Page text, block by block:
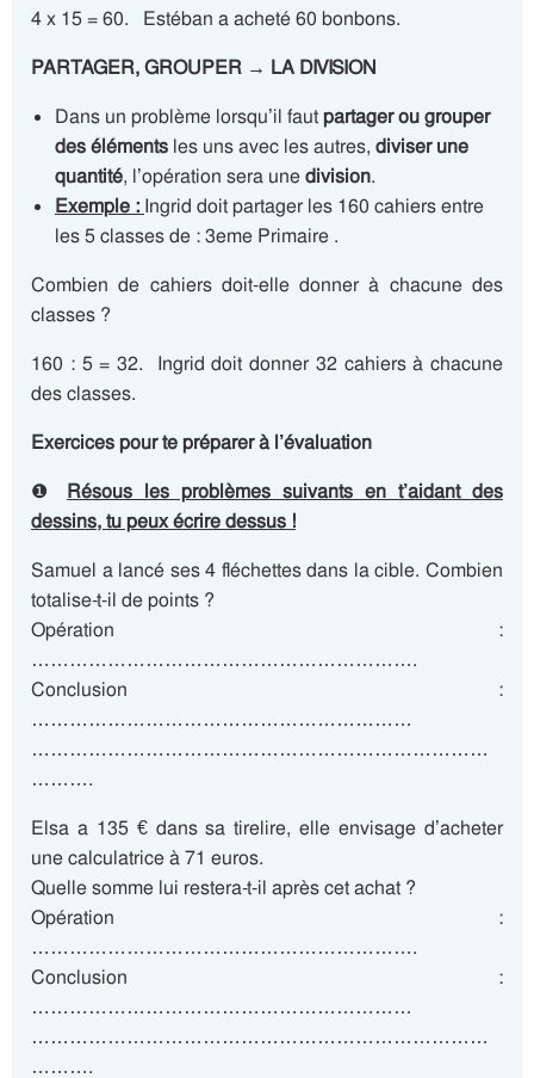
4 x 15 = 60. Estéban a acheté 60 bonbons.
PARTAGER, GROUPER → LA DIVISION
Dans un problème lorsqu’il fautpartager ou grouper
des éléments les uns avec les autres, diviser une
quantité, l’opération sera unedivision.
Exemple : Ingrid doit partager les 160 cahiers entre
les 5 classes de : 3eme Primaire .
Combien de cahiers doit-elle donner à chacune des
classes ?
160 : 5 = 32. Ingrid doit donner 32 cahiers à chacune
des classes.
Exercices pour te préparer à l’évaluation
❶ Résous les problèmes suivants en t’aidant des
dessins, tu peux écrire dessus !
Samuel a lancé ses 4 fléchettes dans la cible. Combien
totalise-t-il de points ?
Opération :
…………………………………………………….
Conclusion :
……………………………………………………
………………………………………………………………
……….
Elsa a 135 € dans sa tirelire, elle envisage d’acheter
une calculatrice à 71 euros.
Quelle somme lui restera-t-il après cet achat ?
Opération :
…………………………………………………….
Conclusion :
……………………………………………………
………………………………………………………………
……….